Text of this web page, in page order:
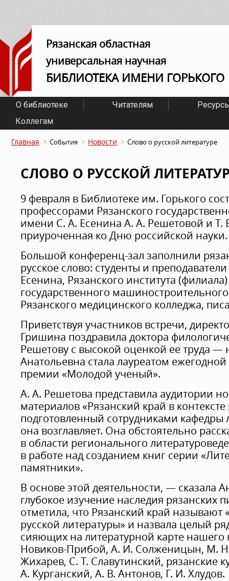
Рязанская областная
универсальная научная
БИБЛИОТЕКА ИМЕНИ ГОРЬКОГО
О библиотеке Читателям
Коллегам
Главная События Новости Слово о русской литературе
СЛОВО О РУССКОЙ
9 февраля в Библиотеке им. Горького
профессорами Рязанского
имени С. А. Есенина А. А. Решетовой и Т.
приуроченная ко Дню российской науки.
Большой конференц-зал заполнили
русское слово: студенты и
Есенина, Рязанского института
государственного
Рязанского медицинского колледжа,
Приветствуя участников встречи,
Гришина поздравила доктора
Решетову с высокой оценкой ее труда —
Анатольевна стала лауреатом
премии «Молодой ученый».
А. А. Решетова представила аудитории
материалов «Рязанский край в
подготовленный сотрудниками кафедры
она возглавляет. Она обстоятельно
в области регионального
в работе над созданием книг серии
памятники».
В основе этой деятельности, — сказала
глубокое изучение наследия рязанских
отметила, что Рязанский край
русской литературы» и назвала целый
сияющих на литературной карте нашего
Новиков-Прибой, А. И. Солженицын, М.
Жихарев, С. Т. Славутинский, рязанские
А. Курганский, А. В. Антонов, Г. И. Хлудов.